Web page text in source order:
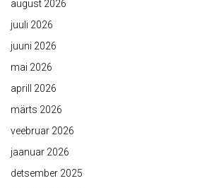
august 2026
juuli 2026
juuni 2026
mai 2026
aprill 2026
märts 2026
veebruar 2026
jaanuar 2026
detsember 2025